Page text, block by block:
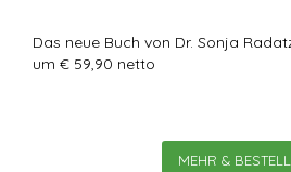
Das neue Buch von Dr. Sonja
um € 59,90 netto
MEHR &
Bewertungen
Ihre Bewertung hinzufügen